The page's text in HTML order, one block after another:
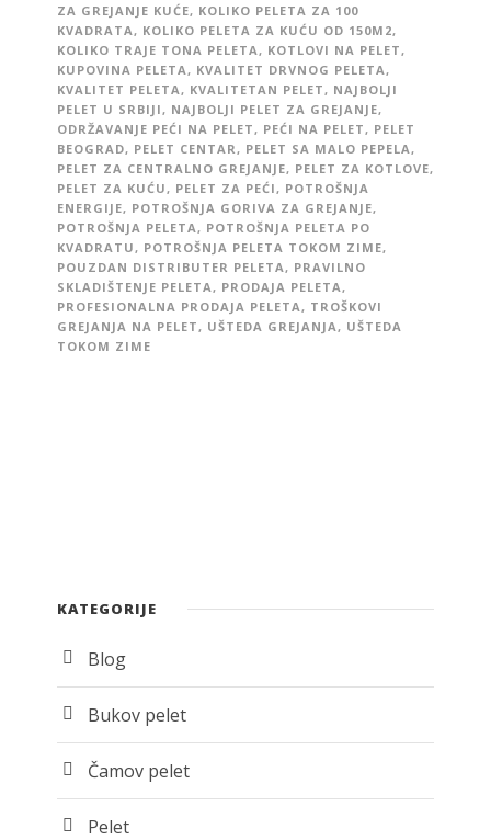
ZA GREJANJE KUĆE, KOLIKO PELETA ZA 100
KVADRATA , KOLIKO PELETA ZA KUĆU OD 150M2,
KOLIKO TRAJE TONA PELETA , KOTLOVI NA PELET ,
KUPOVINA PELETA , KVALITET DRVNOG PELETA ,
KVALITET PELETA , KVALITETAN PELET , NAJBOLJI
PELET U SRBIJI , NAJBOLJI PELET ZA GREJANJE,
ODRŽAVANJE PEĆI NA PELET , PEĆI NA PELET , PELET
BEOGRAD, PELET CENTAR , PELET SA MALO PEPELA ,
PELET ZA CENTRALNO GREJANJE, PELET ZA KOTLOVE,
PELET ZA KUĆU , PELET ZA PEĆI , POTROŠNJA
ENERGIJE, POTROŠNJA GORIVA ZA GREJANJE,
POTROŠNJA PELETA , POTROŠNJA PELETA PO
KVADRATU , POTROŠNJA PELETA TOKOM ZIME,
POUZDAN DISTRIBUTER PELETA , PRAVILNO
SKLADIŠTENJE PELETA , PRODAJA PELETA ,
PROFESIONALNA PRODAJA PELETA , TROŠKOVI
GREJANJA NA PELET , UŠTEDA GREJANJA , UŠTEDA
TOKOM ZIME
KATEGORIJE
Blog
Bukov pelet
Čamov pelet
Pelet